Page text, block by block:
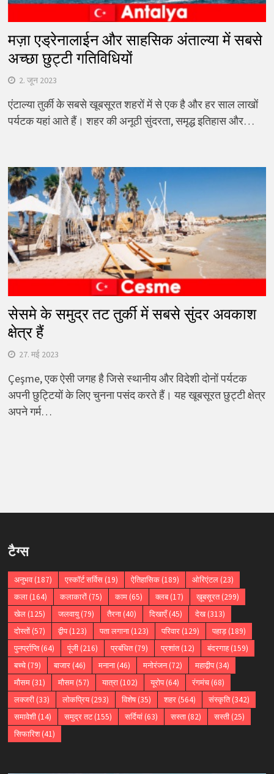
मज़ा एड्रेनालाईन और साहसिक अंताल्या में सबसे
अच्छा छुट्टी गतिविधियों
2. जून 2023
एंटाल्या तुर्की के सबसे खूबसूरत शहरों में से एक है और हर साल लाखों
पर्यटक यहां आते हैं। शहर की अनूठी सुंदरता, समृद्ध इतिहास और…
सेसमे के समुद्र तट तुर्की में सबसे सुंदर अवकाश
क्षेत्र हैं
27. मई 2023
Çeşme, एक ऐसी जगह है जिसे स्थानीय और विदेशी दोनों पर्यटक
अपनी छुट्टियों के लिए चुनना पसंद करते हैं। यह खूबसूरत छुट्टी क्षेत्र
अपने गर्म…
टैग्स
अनुभव(187) एस्कॉर्ट सर्विस(19) ऐतिहासिक(189) ओरिएंटल(23)
कला(164) कलाकारों(75) काम(65) क्लब(17) ख़ूबसूरत(299)
खेल(125) जलवायु(79) तैरना(40) दिखाएँ(45) देख(313)
दोस्तों(57) द्वीप(123) पता लगाना(123) परिवार(129) पहाड़(189)
पुनर्प्राप्ति(64) पूंजी(216) प्रबंधित(79) प्रशांत(12) बंदरगाह(159)
बच्चे(79) बाजार(46) मनाना(46) मनोरंजन(72) महाद्वीप(34)
मौसम(31) मौसम(57) यात्रा(102) यूरोप(64) रंगमंच(68)
लक्जरी(33) लोकप्रिय(293) विशेष(35) शहर(564) संस्कृति(342)
समावेशी(14) समुद्र तट(155) सर्दियां(63) सस्ता(82) सस्ती(25)
सिफारिश(41)